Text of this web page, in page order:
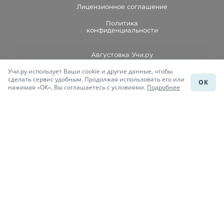
Лицензионное соглашение
Политика
конфиденциальности
Августовка Учи.ру
Каталог школ
Подготовка к уроку
Учи.ру использует Ваши cookie и другие данные, чтобы
сделать сервис удобным. Продолжая использовать его или
нажимая «ОК», Вы соглашаетесь с условиями. Подробнее
ОК